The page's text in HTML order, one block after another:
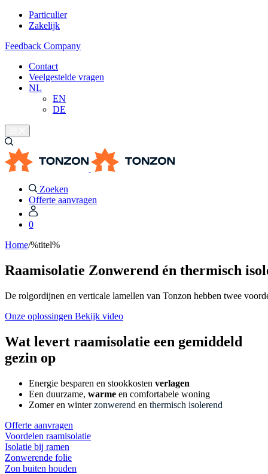
Particulier
Zakelijk
Feedback Company
Contact
Veelgestelde vragen
NL
EN
DE
Zoeken
Offerte aanvragen
0
Home/%titel%
Raamisolatie Zonwerend én thermisch
De rolgordijnen en verticale lamellen van Tonzon hebben twee
Onze oplossingen Bekijk video
Wat levert raamisolatie een gemiddeld
gezin op
Energie besparen en stookkosten verlagen
Een duurzame, warme en comfortabele woning
Zomer en winterzonwerend en thermisch isolerend
Offerte aanvragen
Voordelen raamisolatie
Isolatie bij ramen
Zonwerende folie
Zon buiten houden